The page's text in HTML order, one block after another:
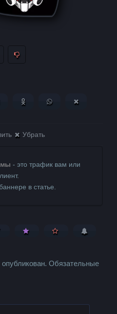
в Telegram
Поделиться ВКонтактеПоделиться в
Поделиться в
Убрать
- это трафик вам или
в статье.
Обязательные